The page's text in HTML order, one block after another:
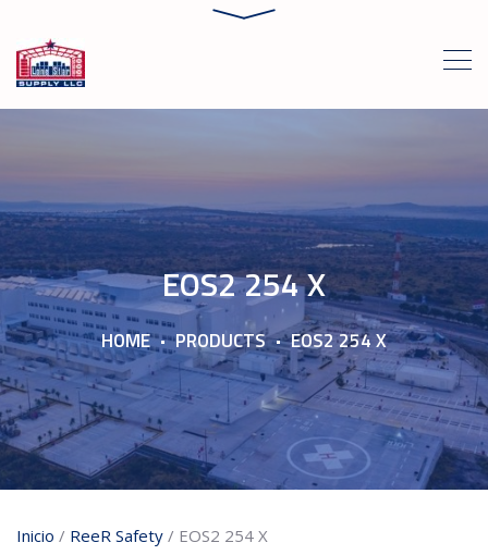
EOS2 254 X
HOME PRODUCTS EOS2 254 X
Inicio / ReeR Safety / EOS2 254 X